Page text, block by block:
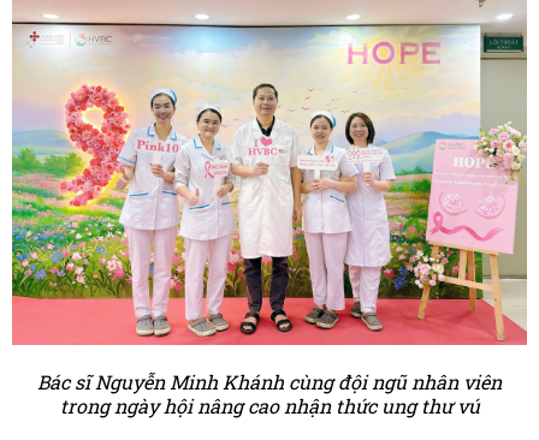
Bác sĩ Nguyễn Minh Khánh cùng đội ngũ nhân viên
trong ngày hội nâng cao nhận thức ung thư vú